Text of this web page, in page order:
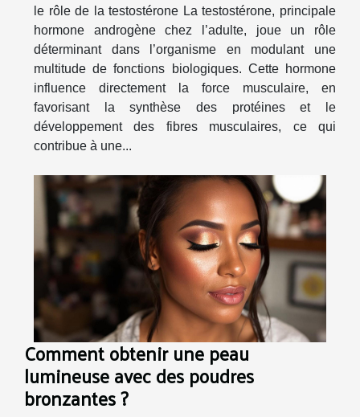
le rôle de la testostérone La testostérone, principale
hormone androgène chez l’adulte, joue un rôle
déterminant dans l’organisme en modulant une
multitude de fonctions biologiques. Cette hormone
influence directement la force musculaire, en
favorisant la synthèse des protéines et le
développement des fibres musculaires, ce qui
contribue à une...
Comment obtenir une peau
lumineuse avec des poudres
bronzantes ?